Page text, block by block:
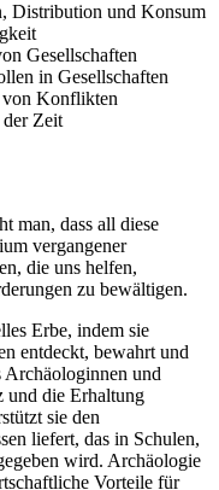
Distribution und Konsum
Gesellschaften
in Gesellschaften
von Konflikten
Zeit
man, dass all diese
vergangener
die uns helfen,
zu bewältigen.
Erbe, indem sie
entdeckt, bewahrt und
und
und die Erhaltung
sie den
liefert, das in Schulen,
wird. Archäologie
Vorteile für